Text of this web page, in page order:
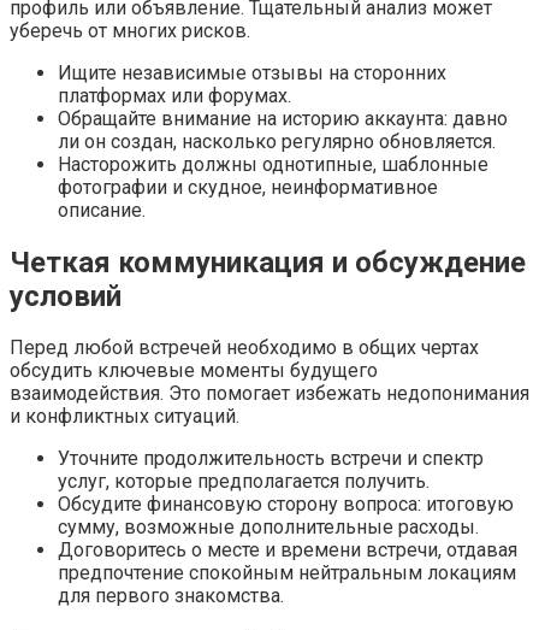
профиль или объявление. Тщательный анализ может
уберечь от многих рисков.
Ищите независимые отзывы на сторонних
платформах или форумах.
Обращайте внимание на историю аккаунта: давно
ли он создан, насколько регулярно обновляется.
Насторожить должны однотипные, шаблонные
фотографии и скудное, неинформативное
описание.
Четкая коммуникация и обсуждение
условий
Перед любой встречей необходимо в общих чертах
обсудить ключевые моменты будущего
взаимодействия. Это помогает избежать недопонимания
и конфликтных ситуаций.
Уточните продолжительность встречи и спектр
услуг, которые предполагается получить.
Обсудите финансовую сторону вопроса: итоговую
сумму, возможные дополнительные расходы.
Договоритесь о месте и времени встречи, отдавая
предпочтение спокойным нейтральным локациям
для первого знакомства.